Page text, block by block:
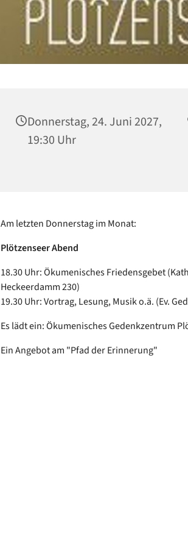
Donnerstag, 24. Juni 2027,
19:30 Uhr
Am letzten Donnerstag im Monat:
Plötzenseer Abend
18.30 Uhr: Ökumenisches Friedensgebet
Heckeerdamm 230)
19.30 Uhr: Vortrag, Lesung, Musik o.ä. (Ev.
Es lädt ein: Ökumenisches Gedenkzentrum
Ein Angebot am "Pfad der Erinnerung"